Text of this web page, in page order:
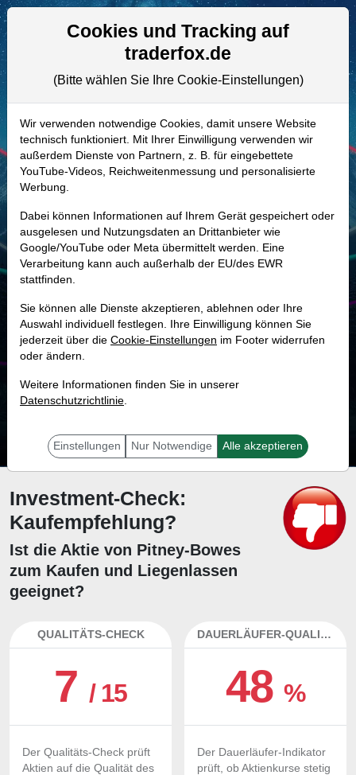
Aktien- und Artikelsuche
852025 | PBI–Pitney-Bowes Aktie
Realtime-Aktienkurs:
-
-
Marktkapitalisierung 2,39 Mrd. USD
Unternehmenswert 4,27 Mrd. USD
MONKEY-TRADER INDIKATOR
68.8 %
Mit 68.8 % Wahrscheinlichkeit wird selbst der unglücklichst agierende Trader
Investment-Check:
Kaufempfehlung?
Ist die Aktie von Pitney-Bowes
zum Kaufen und Liegenlassen
geeignet?
QUALITÄTS-CHECK
7/ 15
Der Qualitäts-Check prüft
Aktien auf die Qualität des
DAUERLÄUFER-QUALITÄTEN
48%
Der Dauerläufer-Indikator
prüft, ob Aktienkurse stetig
Cookies und Tracking auf
traderfox.de
(Bitte wählen Sie Ihre Cookie-Einstellungen)
Wir verwenden notwendige Cookies, damit unsere Website
technisch funktioniert. Mit Ihrer Einwilligung verwenden wir
außerdem Dienste von Partnern, z. B. für eingebettete
YouTube-Videos, Reichweitenmessung und personalisierte
Werbung.
Dabei können Informationen auf Ihrem Gerät gespeichert oder
ausgelesen und Nutzungsdaten an Drittanbieter wie
Google/YouTube oder Meta übermittelt werden. Eine
Verarbeitung kann auch außerhalb der EU/des EWR
stattfinden.
Sie können alle Dienste akzeptieren, ablehnen oder Ihre
Auswahl individuell festlegen. Ihre Einwilligung können Sie
jederzeit über die Cookie-Einstellungen im Footer widerrufen
oder ändern.
Weitere Informationen finden Sie in unserer
Datenschutzrichtlinie.
Einstellungen Nur Notwendige Alle akzeptieren